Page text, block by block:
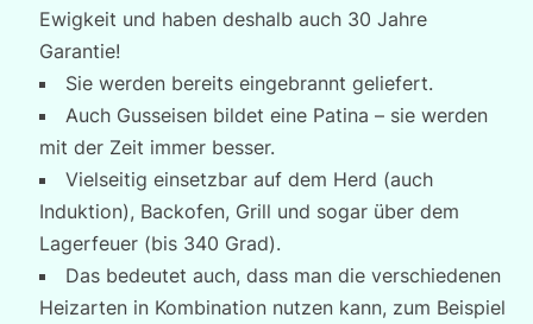
Ewigkeit und haben deshalb auch 30 Jahre
Garantie!
Sie werden bereits eingebrannt geliefert.
Auch Gusseisen bildet eine Patina – sie werden
mit der Zeit immer besser.
Vielseitig einsetzbar auf dem Herd (auch
Induktion), Backofen, Grill und sogar über dem
Lagerfeuer (bis 340 Grad).
Das bedeutet auch, dass man die verschiedenen
Heizarten in Kombination nutzen kann, zum Beispiel